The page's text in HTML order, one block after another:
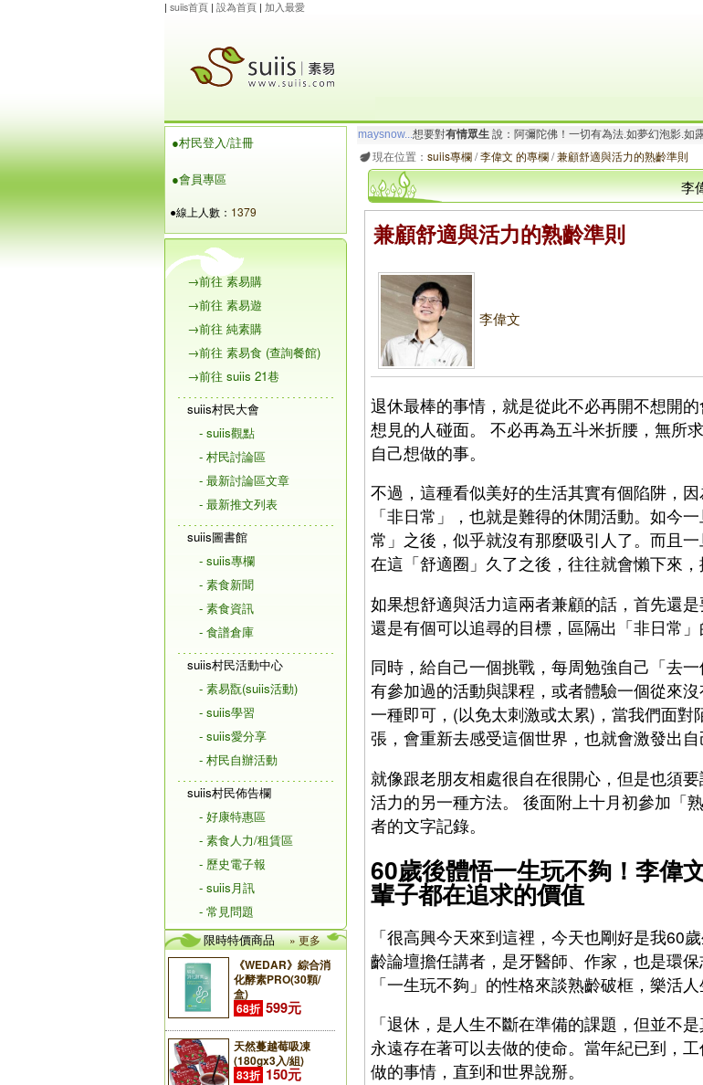
| suiis首頁| 設為首頁| 加入最愛
●村民登入/註冊
●會員專區
●線上人數： 1379
→前往 素易購
→前往 素易遊
→前往 純素購
→前往 素易食 (查詢餐館)
→前往 suiis 21巷
suiis村民大會
- suiis觀點
- 村民討論區
- 最新討論區文章
- 最新推文列表
suiis圖書館
- suiis專欄
- 素食新聞
- 素食資訊
- 食譜倉庫
suiis村民活動中心
- 素易翫(suiis活動)
- suiis學習
- suiis愛分享
- 村民自辦活動
suiis村民佈告欄
- 好康特惠區
- 素食人力/租賃區
- 歷史電子報
- suiis月訊
- 常見問題
限時特價商品
» 更多
《WEDAR》綜合消
化酵素PRO(30顆/
盒)
68折 599元
天然蔓越莓吸凍
(180gx3入/組)
83折 150元
maysnow...想要對有情眾生說：阿彌陀佛！一切有為法.如夢幻泡影.如
玲瓏虹想要對有情眾生說：南無大願地藏王菩薩！地獄未空.誓不成佛.
現在位置： suiis專欄/李偉文 的專欄/兼顧舒適與活力的熟齡準則
李
兼顧舒適與活力的熟齡準則
李偉文
退休最棒的事情，就是從此不必再開不想開
想見的人碰面。 不必再為五斗米折腰，無所
自己想做的事。
不過，這種看似美好的生活其實有個陷阱，
「非日常」，也就是難得的休閒活動。如今
常」之後，似乎就沒有那麼吸引人了。而且
在這「舒適圈」久了之後，往往就會懶下來，
如果想舒適與活力這兩者兼顧的話，首先還
還是有個可以追尋的目標，區隔出「非日常
同時，給自己一個挑戰，每周勉強自己「去
有參加過的活動與課程，或者體驗一個從來
一種即可，(以免太刺激或太累)，當我們面
張，會重新去感受這個世界，也就會激發出自
就像跟老朋友相處很自在很開心，但是也須
活力的另一種方法。 後面附上十月初參加「
者的文字記錄。
60歲後體悟一生玩不夠！李偉
輩子都在追求的價值
「很高興今天來到這裡，今天也剛好是我60
齡論壇擔任講者，是牙醫師、作家，也是環
「一生玩不夠」的性格來談熟齡破框，樂活人
「退休，是人生不斷在準備的課題，但並不
永遠存在著可以去做的使命。當年紀已到，
做的事情，直到和世界說掰。